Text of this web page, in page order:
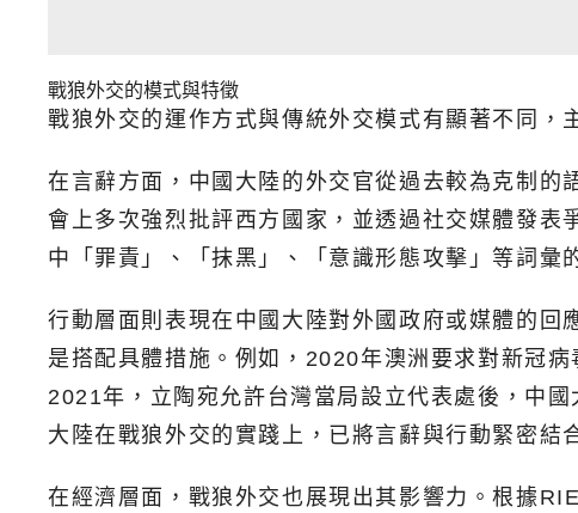
戰狼外交的模式與特徵
戰狼外交的運作方式與傳統外交模式有顯著不同，
在言辭方面，中國大陸的外交官從過去較為克制
會上多次強烈批評西方國家，並透過社交媒體發
中「罪責」、「抹黑」、「意識形態攻擊」等詞彙
行動層面則表現在中國大陸對外國政府或媒體的
是搭配具體措施。例如，2020年澳洲要求對新冠
2021年，立陶宛允許台灣當局設立代表處後，中
大陸在戰狼外交的實踐上，已將言辭與行動緊密結
在經濟層面，戰狼外交也展現出其影響力。根據